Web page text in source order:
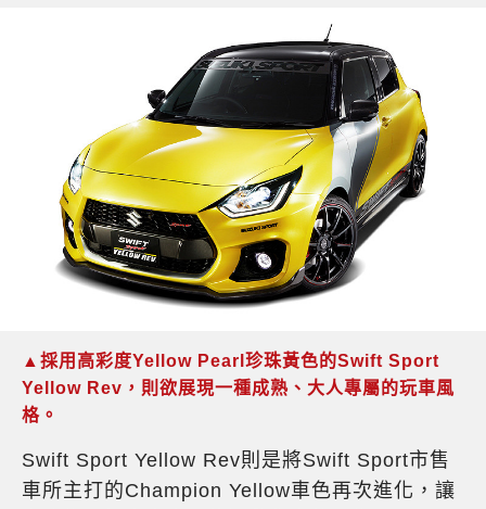
▲採用高彩度Yellow Pearl珍珠黃色的Swift Sport
Yellow Rev，則欲展現一種成熟、大人專屬的玩車風
格。
Swift Sport Yellow Rev則是將Swift Sport市售
車所主打的Champion Yellow車色再次進化，讓